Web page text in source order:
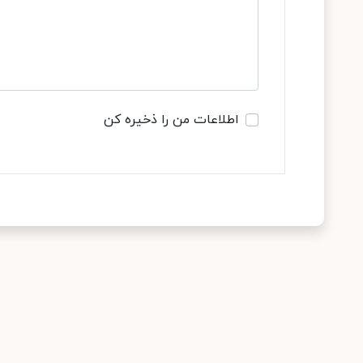
اطلاعات من را ذخیره کن